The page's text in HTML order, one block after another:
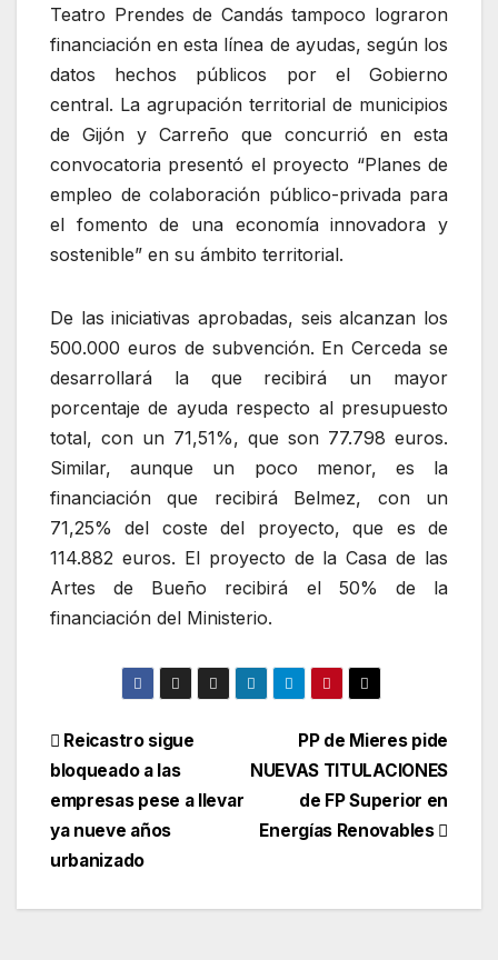
Teatro Prendes de Candás tampoco lograron
financiación en esta línea de ayudas, según los
datos hechos públicos por el Gobierno
central. La agrupación territorial de municipios
de Gijón y Carreño que concurrió en esta
convocatoria presentó el proyecto “Planes de
empleo de colaboración público-privada para
el fomento de una economía innovadora y
sostenible” en su ámbito territorial.
De las iniciativas aprobadas, seis alcanzan los
500.000 euros de subvención. En Cerceda se
desarrollará la que recibirá un mayor
porcentaje de ayuda respecto al presupuesto
total, con un 71,51%, que son 77.798 euros.
Similar, aunque un poco menor, es la
financiación que recibirá Belmez, con un
71,25% del coste del proyecto, que es de
114.882 euros. El proyecto de la Casa de las
Artes de Bueño recibirá el 50% de la
financiación del Ministerio.
Navegación
de
entradas
PP de Mieres pide
NUEVAS TITULACIONES
de FP Superior en
Energías Renovables
Reicastro sigue
bloqueado a las
empresas pese a llevar
ya nueve años
urbanizado